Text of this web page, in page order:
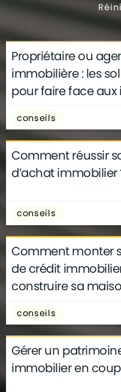
actualités
conseils
déco
infographie
technologie
Propriétaire ou
immobilière : les
pour faire face aux
conseils
Comment réussir
d’achat immobilier
conseils
Comment monter
de crédit
construire sa
conseils
Gérer un
immobilier en